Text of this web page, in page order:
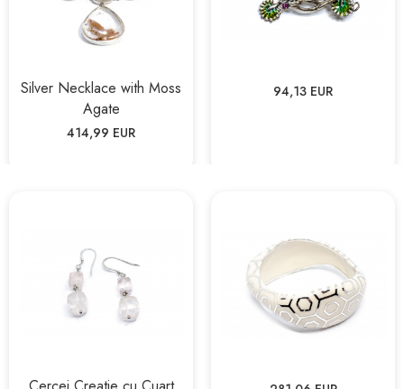
Silver Necklace with Moss
Agate
414,99 EUR
94,13 EUR